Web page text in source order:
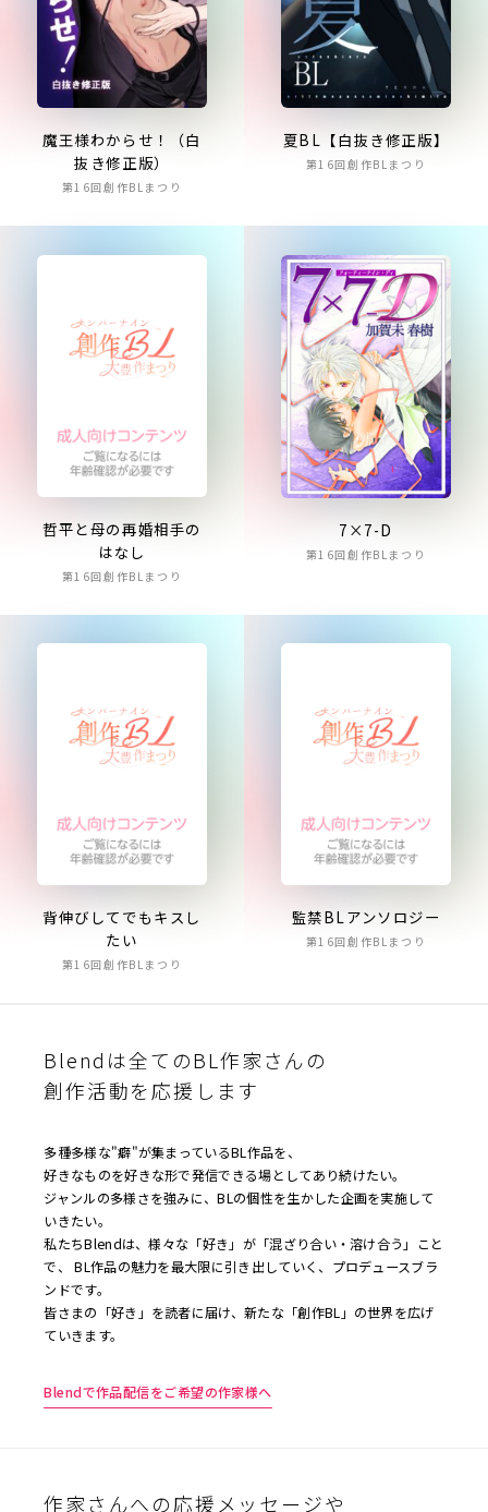
魔王様わからせ！（白
抜き修正版）
第16回創作BLまつり
夏BL【白抜き修正版】
第16回創作BLまつり
哲平と母の再婚相手の
はなし
第16回創作BLまつり
7×7-D
第16回創作BLまつり
背伸びしてでもキスし
たい
第16回創作BLまつり
監禁BLアンソロジー
第16回創作BLまつり
Blendは全てのBL作家さんの
創作活動を応援します
多種多様な"癖"が集まっているBL作品を、
好きなものを好きな形で発信できる場としてあり続けたい。
ジャンルの多様さを強みに、BLの個性を生かした企画を実施して
いきたい。
私たちBlendは、様々な「好き」が「混ざり合い・溶け合う」こと
で、 BL作品の魅力を最大限に引き出していく、プロデュースブラ
ンドです。
皆さまの「好き」を読者に届け、新たな「創作BL」の世界を広げ
ていきます。
Blendで作品配信をご希望の作家様へ
作家さんへの応援メッセージや